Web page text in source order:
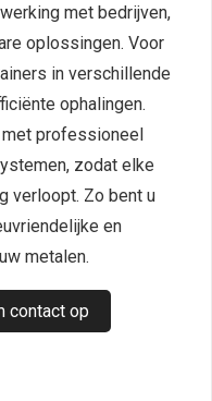
met bedrijven,
oplossingen. Voor
in verschillende
ophalingen.
met professioneel
zodat elke
verloopt. Zo bent u
en
metalen.
contact op